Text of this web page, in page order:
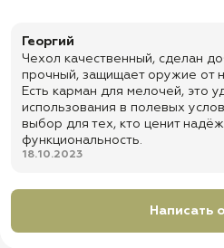
Георгий
Чехол качественный, сделан
прочный, защищает оружие от
Есть карман для мелочей, это
использования в полевых
выбор для тех, кто ценит
функциональность.
18.10.2023
Написать